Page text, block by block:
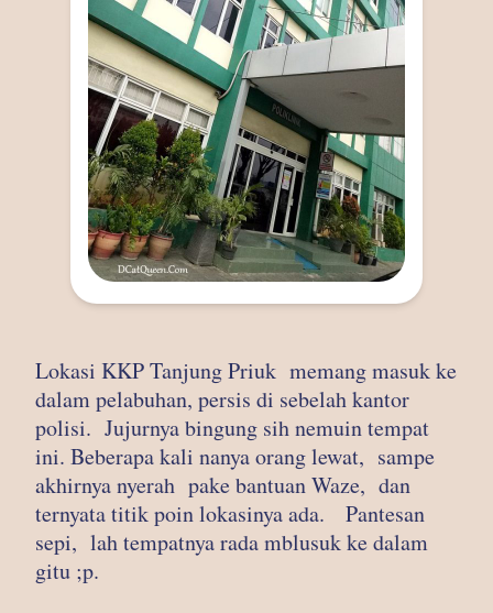
Lokasi KKP Tanjung Priuk memang masuk ke
dalam pelabuhan, persis di sebelah kantor
polisi. Jujurnya bingung sih nemuin tempat
ini. Beberapa kali nanya orang lewat, sampe
akhirnya nyerah pake bantuan Waze, dan
ternyata titik poin lokasinya ada. Pantesan
sepi, lah tempatnya rada mblusuk ke dalam
gitu ;p.